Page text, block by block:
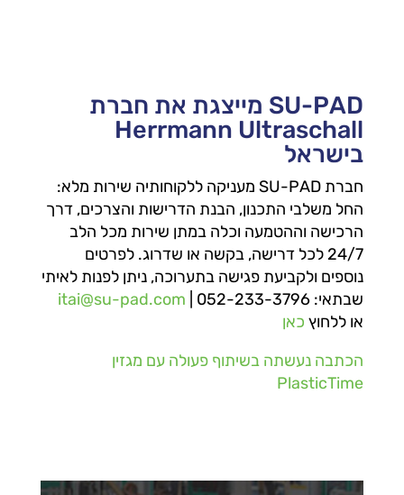
SU-PAD מייצגת את חברת
Herrmann Ultraschall
בישראל
חברת SU-PAD מעניקה ללקוחותיה שירות מלא:
החל משלבי התכנון, הבנת הדרישות והצרכים, דרך
הרכישה וההטמעה וכלה במתן שירות מכל הלב
24/7 לכל דרישה, בקשה או שדרוג. לפרטים
נוספים ולקביעת פגישה בתערוכה, ניתן לפנות לאיתי
שבתאי:
itai@su-pad.com | 052-233-3796
או ללחוץ כאן
הכתבה נעשתה בשיתוף פעולה עם מגזין
PlasticTime